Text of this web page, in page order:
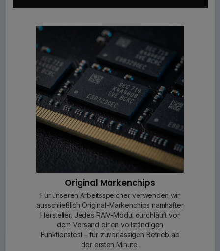
Original Markenchips
Für unseren Arbeitsspeicher verwenden wir
ausschließlich Original-Markenchips namhafter
Hersteller. Jedes RAM-Modul durchläuft vor
dem Versand einen vollständigen
Funktionstest – für zuverlässigen Betrieb ab
der ersten Minute.